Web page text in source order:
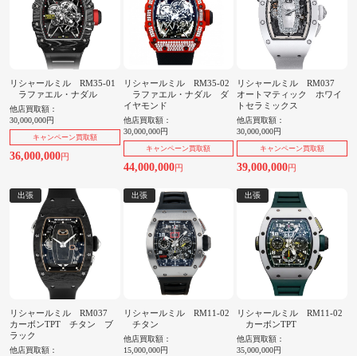
リシャールミル RM35-01
ラファエル・ナダル
他店買取額：
30,000,000円
キャンペーン買取額
36,000,000円
リシャールミル RM35-02
ラファエル・ナダル ダ
イヤモンド
他店買取額：
30,000,000円
キャンペーン買取額
44,000,000円
リシャールミル RM037
オートマティック ホワイ
トセラミックス
他店買取額：
30,000,000円
キャンペーン買取額
39,000,000円
出張
リシャールミル RM037
カーボンTPT チタン ブ
ラック
他店買取額：
出張
リシャールミル RM11-02
チタン
他店買取額：
15,000,000円
出張
リシャールミル RM11-02
カーボンTPT
他店買取額：
35,000,000円